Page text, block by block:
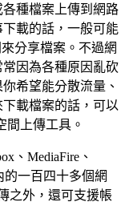
種檔案上傳到網路
下載的話，一般可能
分享檔案。不過網
因為各種原因亂砍
希望能分散流量、
載檔案的話，可以
間上傳工具。
、MediaFire、
的一百四十多個網
之外，還可支援帳